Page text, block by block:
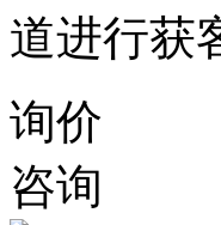
道进行获
询价
咨询